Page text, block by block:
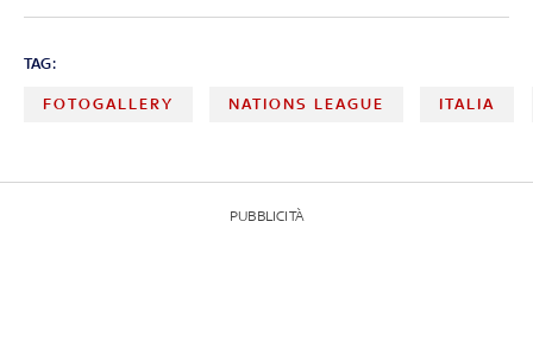
TAG:
FOTOGALLERY NATIONS LEAGUE ITALIA
PUBBLICITÀ